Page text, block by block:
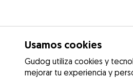
Usamos cookies
Gudog utiliza cookies y
mejorar tu experiencia y